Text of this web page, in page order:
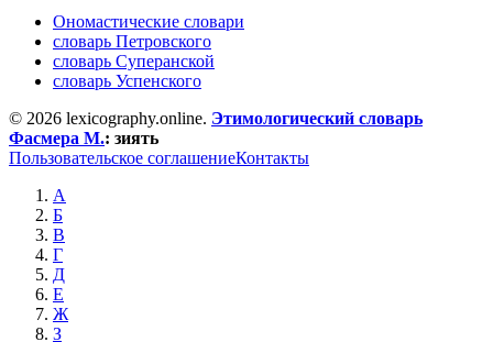
Ономастические словари
словарь Петровского
словарь Суперанской
словарь Успенского
© 2026 lexicography.online. Этимологический словарь
Фасмера М.: зиять
Пользовательское соглашениеКонтакты
А
Б
В
Г
Д
Е
Ж
З